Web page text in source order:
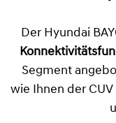
Der Hyundai
Segment
wie Ihnen der